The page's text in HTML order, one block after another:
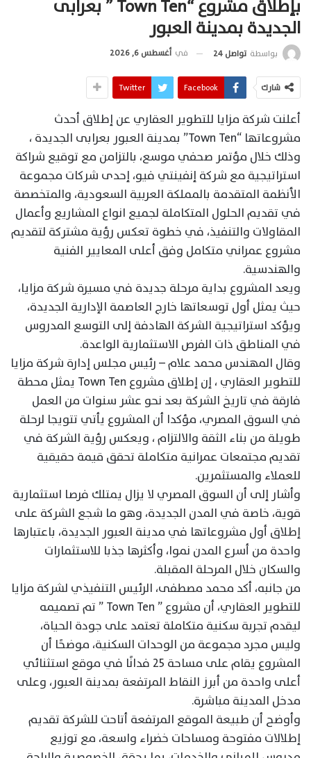
بإطلاق مشروع “Town Ten ” بعرابى
الجديدة بمدينة العبور
بواسطة تواصل 24 في أغسطس 6, 2026
شارك Facebook
Twitter
أعلنت شركة مزايا للتطوير العقاري عن إطلاق أحدث
مشروعاتها “Town Ten” بمدينة العبور بعرابى الجديدة ،
وذلك خلال مؤتمر صحفي موسع، بالتزامن مع توقيع شراكة
استراتيجية مع شركة إنفينتي فيو، إحدى شركات مجموعة
الأنظمة المتقدمة بالمملكة العربية السعودية، والمتخصصة
في تقديم الحلول المتكاملة لجميع انواع المشاريع وأعمال
المقاولات والتنفيذ، في خطوة تعكس رؤية مشتركة لتقديم
مشروع عمراني متكامل وفق أعلى المعايير الفنية
والهندسية.
ويعد المشروع بداية مرحلة جديدة في مسيرة شركة مزايا،
حيث يمثل أول توسعاتها خارج العاصمة الإدارية الجديدة،
ويؤكد استراتيجية الشركة الهادفة إلى التوسع المدروس
في المناطق ذات الفرص الاستثمارية الواعدة.
وقال المهندس محمد علام – رئيس مجلس إدارة شركة مزايا
للتطوير العقاري ، إن إطلاق مشروع Town Ten يمثل محطة
فارقة في تاريخ الشركة بعد نحو عشر سنوات من العمل
في السوق المصري، مؤكدا أن المشروع يأتي تتويجا لرحلة
طويلة من بناء الثقة والالتزام ، ويعكس رؤية الشركة في
تقديم مجتمعات عمرانية متكاملة تحقق قيمة حقيقية
للعملاء والمستثمرين.
وأشار إلى أن السوق المصري لا يزال يمتلك فرصا استثمارية
قوية، خاصة في المدن الجديدة، وهو ما شجع الشركة على
إطلاق أول مشروعاتها في مدينة العبور الجديدة، باعتبارها
واحدة من أسرع المدن نموا، وأكثرها جذبا للاستثمارات
والسكان خلال المرحلة المقبلة.
من جانبه، أكد محمد مصطفى، الرئيس التنفيذي لشركة مزايا
للتطوير العقاري، أن مشروع ” Town Ten ” تم تصميمه
ليقدم تجربة سكنية متكاملة تعتمد على جودة الحياة،
وليس مجرد مجموعة من الوحدات السكنية، موضحًا أن
المشروع يقام على مساحة 25 فدانًا في موقع استثنائي
أعلى واحدة من أبرز النقاط المرتفعة بمدينة العبور، وعلى
مدخل المدينة مباشرة.
وأوضح أن طبيعة الموقع المرتفعة أتاحت للشركة تقديم
إطلالات مفتوحة ومساحات خضراء واسعة، مع توزيع